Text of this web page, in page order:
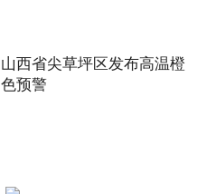
山西省尖草坪区发布高温橙
色预警